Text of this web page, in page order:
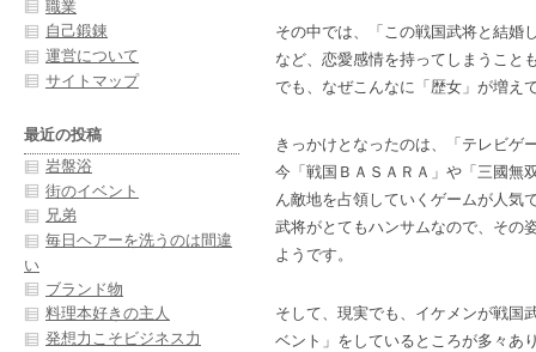
その中では、「この戦国武将と結婚
など、恋愛感情を持ってしまうこと
でも、なぜこんなに「歴女」が増え
きっかけとなったのは、「テレビゲ
今「戦国ＢＡＳＡＲＡ」や「三國無
ん敵地を占領していくゲームが人気
武将がとてもハンサムなので、その
ようです。
そして、現実でも、イケメンが戦国
ベント」をしているところが多々あ
職業
自己鍛錬
運営について
サイトマップ
最近の投稿
岩盤浴
街のイベント
兄弟
毎日ヘアーを洗うのは間違
い
ブランド物
料理本好きの主人
発想力こそビジネス力